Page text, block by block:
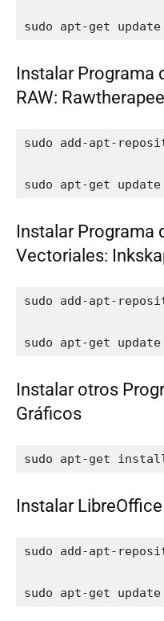
sudo apt-get
Instalar Programa
RAW: Rawtherapee
sudo add-apt-
sudo apt-get
Instalar Programa
Vectoriales:
sudo add-apt-
sudo apt-get
Instalar otros
Gráficos
sudo apt-get
Instalar LibreOffice
sudo add-apt-
sudo apt-get